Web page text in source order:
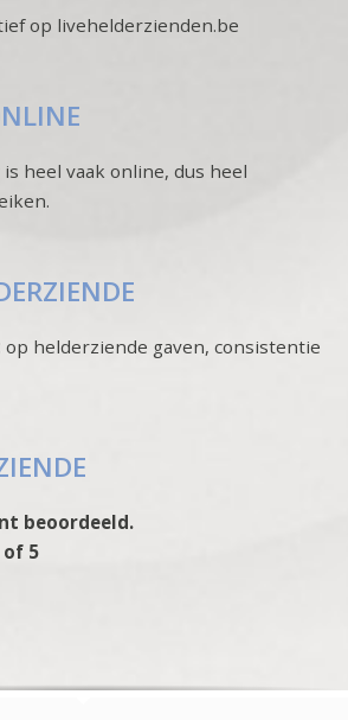
op livehelderzienden.be
heel vaak online, dus heel
op helderziende gaven, consistentie
beoordeeld.
of 5